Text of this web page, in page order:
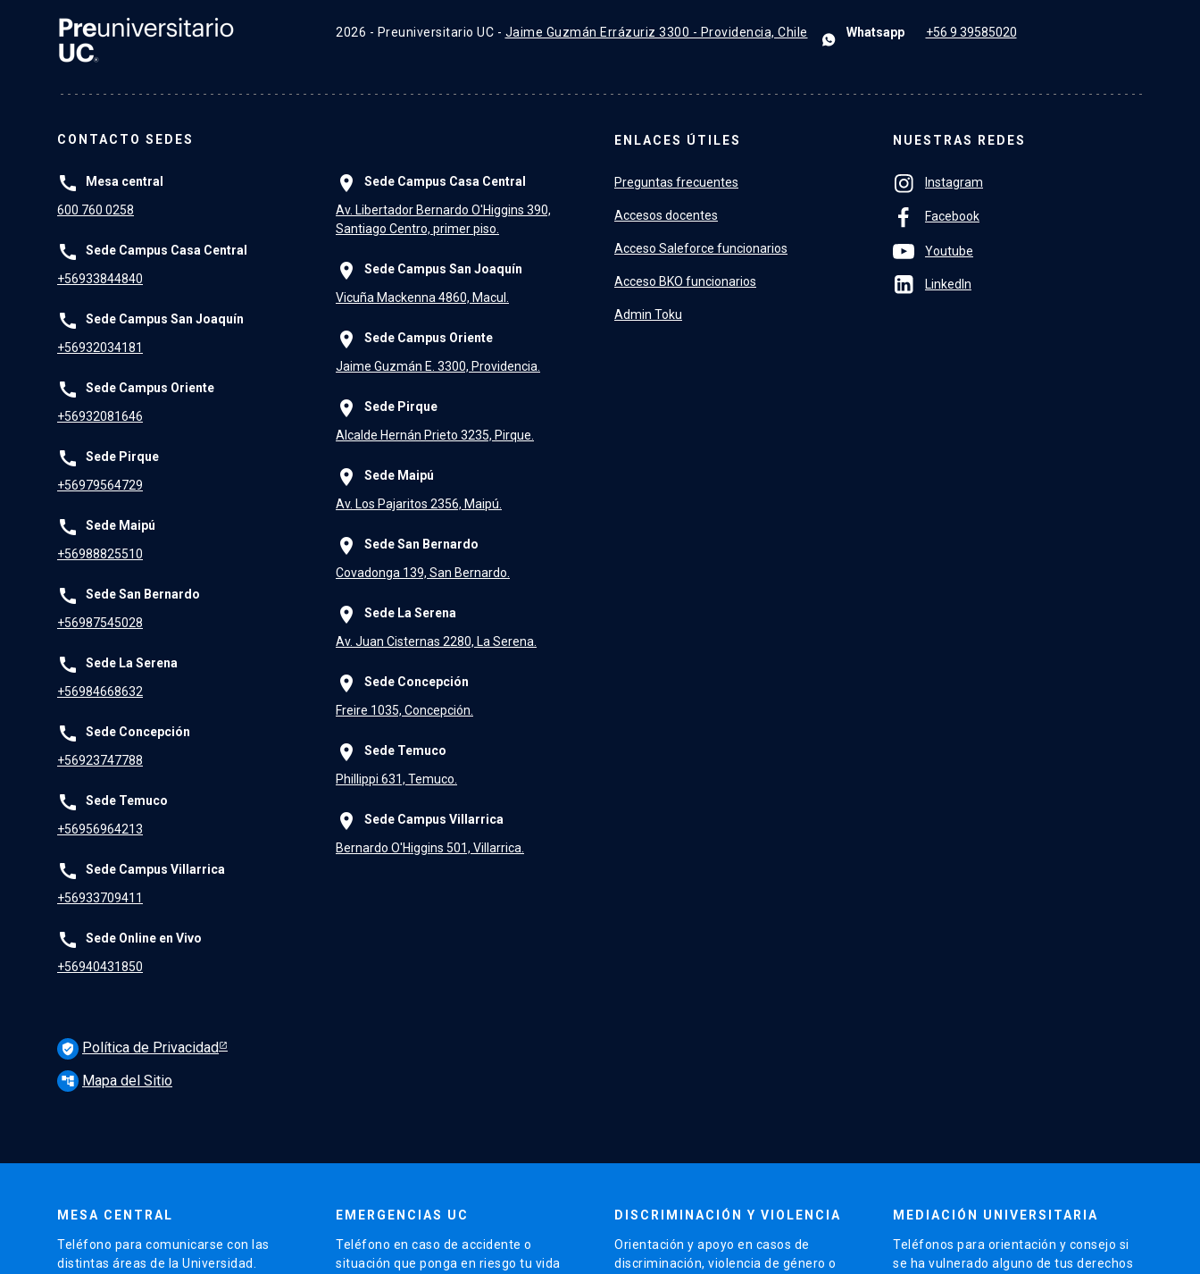
2026 - Preuniversitario UC - Jaime Guzmán Errázuriz 3300 - Providencia, Chile Whatsapp +56 9 39585020
CONTACTO SEDES
call
Mesa central
600 760 0258
call
Sede Campus Casa Central
+56933844840
call
Sede Campus San Joaquín
+56932034181
call
Sede Campus Oriente
+56932081646
call
Sede Pirque
+56979564729
call
Sede Maipú
+56988825510
call
Sede San Bernardo
+56987545028
call
Sede La Serena
+56984668632
call
Sede Concepción
+56923747788
call
Sede Temuco
+56956964213
call
Sede Campus Villarrica
+56933709411
call
Sede Online en Vivo
+56940431850
place
Sede Campus Casa Central
Av. Libertador Bernardo O'Higgins 390,
Santiago Centro, primer piso.
place
Sede Campus San Joaquín
Vicuña Mackenna 4860, Macul.
place
Sede Campus Oriente
Jaime Guzmán E. 3300, Providencia.
place
Sede Pirque
Alcalde Hernán Prieto 3235, Pirque.
place
Sede Maipú
Av. Los Pajaritos 2356, Maipú.
place
Sede San Bernardo
Covadonga 139, San Bernardo.
place
Sede La Serena
Av. Juan Cisternas 2280, La Serena.
place
Sede Concepción
Freire 1035, Concepción.
place
Sede Temuco
Phillippi 631, Temuco.
place
Sede Campus Villarrica
Bernardo O'Higgins 501, Villarrica.
ENLACES ÚTILES
Preguntas frecuentes
Accesos docentes
Acceso Saleforce funcionarios
Acceso BKO funcionarios
Admin Toku
NUESTRAS REDES
Instagram
Facebook
Youtube
LinkedIn
verified_user Política de Privacidad
account_tree Mapa del Sitio
MESA CENTRAL
Teléfono para comunicarse con las
distintas áreas de la Universidad.
EMERGENCIAS UC
Teléfono en caso de accidente o
situación que ponga en riesgo tu vida
DISCRIMINACIÓN Y VIOLENCIA
Orientación y apoyo en casos de
discriminación, violencia de género o
MEDIACIÓN UNIVERSITARIA
Teléfonos para orientación y consejo si
se ha vulnerado alguno de tus derechos